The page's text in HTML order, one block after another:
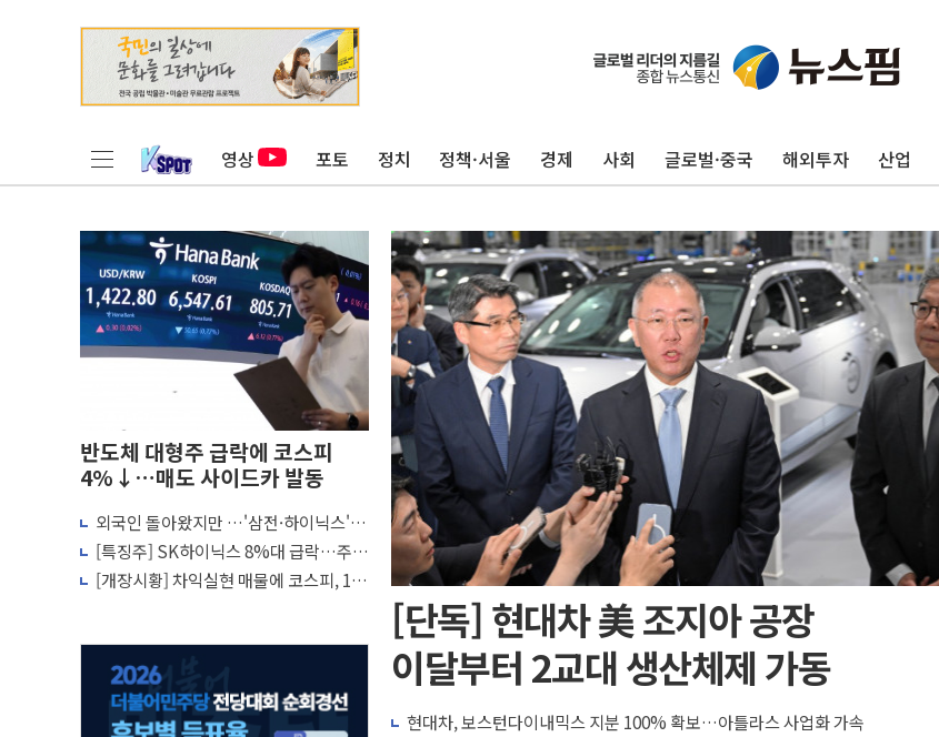
영상 포토 정치 정책·서울 경제 사회 글로벌·중국 해외투자 산업
반도체 대형주 급락에 코스피
4%↓…매도 사이드카 발동
외국인 돌아왔지만 …'삼전·하이닉스'는
사고 급등주는 팔았다
[특징주] SK하이닉스 8%대 급락…주주
환원·솔리다임 이슈 부각
[개장시황] 차익실현 매물에 코스피, 1%
[단독] 현대차 美 조지아 공장
이달부터 2교대 생산체제 가동
현대차, 보스턴다이내믹스 지분 100% 확보…아틀라스 사업화 가속